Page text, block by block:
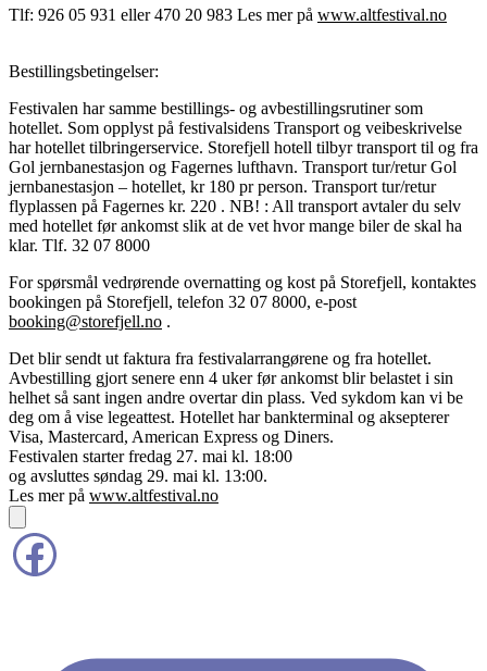
Tlf: 926 05 931 eller 470 20 983 Les mer på www.altfestival.no
Bestillingsbetingelser:
Festivalen har samme bestillings- og avbestillingsrutiner som
hotellet. Som opplyst på festivalsidens Transport og veibeskrivelse
har hotellet tilbringerservice. Storefjell hotell tilbyr transport til og fra
Gol jernbanestasjon og Fagernes lufthavn. Transport tur/retur Gol
jernbanestasjon – hotellet, kr 180 pr person. Transport tur/retur
flyplassen på Fagernes kr. 220 . NB! : All transport avtaler du selv
med hotellet før ankomst slik at de vet hvor mange biler de skal ha
klar. Tlf. 32 07 8000
For spørsmål vedrørende overnatting og kost på Storefjell, kontaktes
bookingen på Storefjell, telefon 32 07 8000, e-post
booking@storefjell.no .
Det blir sendt ut faktura fra festivalarrangørene og fra hotellet.
Avbestilling gjort senere enn 4 uker før ankomst blir belastet i sin
helhet så sant ingen andre overtar din plass. Ved sykdom kan vi be
deg om å vise legeattest. Hotellet har bankterminal og aksepterer
Visa, Mastercard, American Express og Diners.
Festivalen starter fredag 27. mai kl. 18:00
og avsluttes søndag 29. mai kl. 13:00.
Les mer på www.altfestival.no